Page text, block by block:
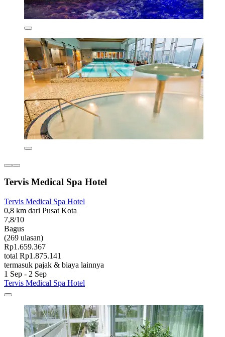
Tervis Medical Spa Hotel
Tervis Medical Spa Hotel
0,8 km dari Pusat Kota
7,8/10
Bagus
(269 ulasan)
Rp1.659.367
total Rp1.875.141
termasuk pajak & biaya lainnya
1 Sep - 2 Sep
Tervis Medical Spa Hotel